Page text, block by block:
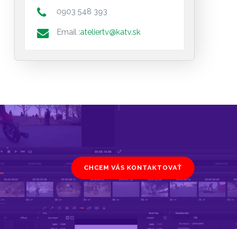
0903 548 393
Email :ateliertv@katv.sk
CHCEM VÁS KONTAKTOVAŤ